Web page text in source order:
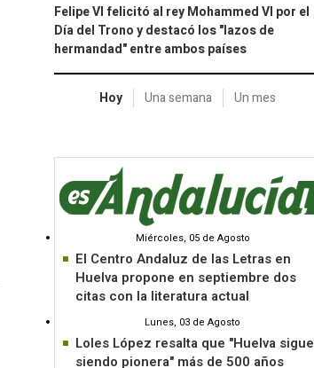
Felipe VI felicitó al rey Mohammed VI por el
Día del Trono y destacó los "lazos de
hermandad" entre ambos países
Hoy Una semana Un mes
Miércoles, 05 de Agosto
El Centro Andaluz de las Letras en
Huelva propone en septiembre dos
citas con la literatura actual
Lunes, 03 de Agosto
Loles López resalta que "Huelva sigue
siendo pionera" más de 500 años